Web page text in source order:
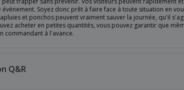
événement. Soyez donc prêt à faire face à toute situation en
et ponchos peuvent vraiment sauver la journée, qu'il
acheter en petites quantités, vous pouvez garantir que
commandant à l'avance.
Q&R